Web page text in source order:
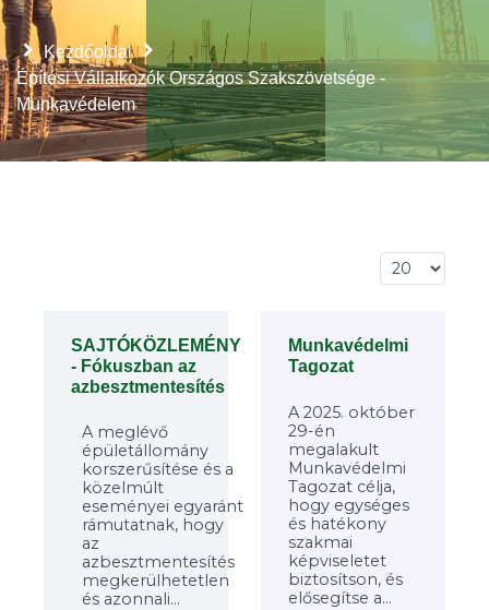
Kezdőoldal
Építési Vállalkozók Országos Szakszövetsége -
Munkavédelem
Tételek #
SAJTÓKÖZLEMÉNY
- Fókuszban az
azbesztmentesítés
A meglévő
épületállomány
korszerűsítése és a
közelmúlt
eseményei egyaránt
rámutatnak, hogy
az
azbesztmentesítés
megkerülhetetlen
és azonnali...
Munkavédelmi
Tagozat
A 2025. október
29-én
megalakult
Munkavédelmi
Tagozat célja,
hogy egységes
és hatékony
szakmai
képviseletet
biztosítson, és
elősegítse a...